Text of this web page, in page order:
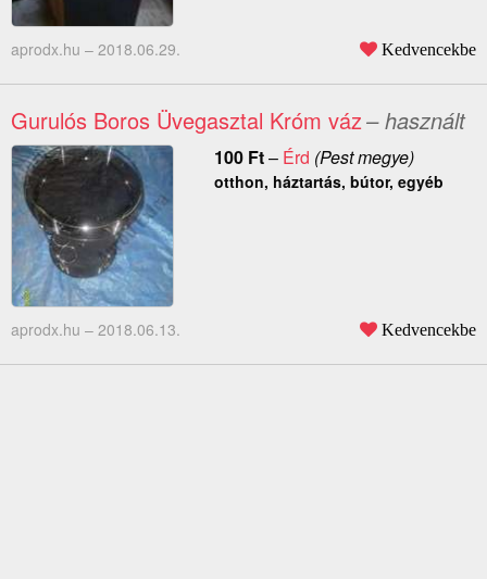
aprodx.hu – 2018.06.29. Kedvencekbe
Gurulós Boros Üvegasztal Króm váz– használt
100 Ft– Érd (Pest megye)
otthon, háztartás, bútor, egyéb
aprodx.hu – 2018.06.13. Kedvencekbe